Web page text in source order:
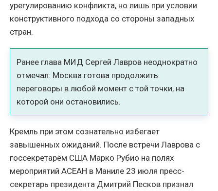
урегулированию конфликта, но лишь при условии
конструктивного подхода со стороны западных
стран.
Ранее глава МИД Сергей Лавров неоднократно
отмечал: Москва готова продолжить
переговоры в любой момент с той точки, на
которой они остановились.
Кремль при этом сознательно избегает
завышенных ожиданий. После встречи Лаврова с
госсекретарём США Марко Рубио на полях
мероприятий АСЕАН в Маниле 23 июля пресс-
секретарь президента Дмитрий Песков признал